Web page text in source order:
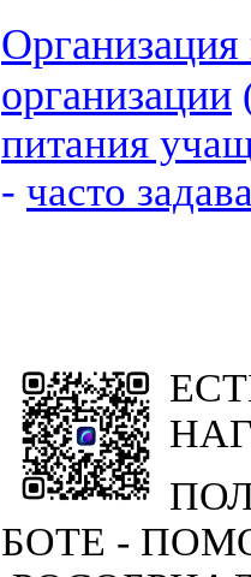
Организация
организации
питания
- часто
БОТЕ -